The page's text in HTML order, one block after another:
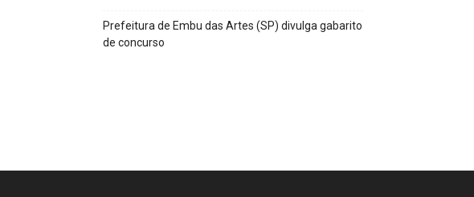
Prefeitura de Embu das Artes (SP) divulga gabarito
de concurso